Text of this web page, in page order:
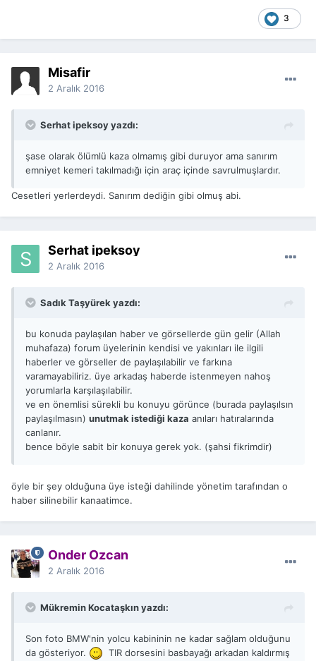
3
Misafir
2 Aralık 2016
Serhat ipeksoy yazdı:
şase olarak ölümlü kaza olmamış gibi duruyor ama sanırım
emniyet kemeri takılmadığı için araç içinde savrulmuşlardır.
Cesetleri yerlerdeydi. Sanırım dediğin gibi olmuş abi.
Serhat ipeksoy
2 Aralık 2016
Sadık Taşyürek yazdı:
bu konuda paylaşılan haber ve görsellerde gün gelir (Allah
muhafaza) forum üyelerinin kendisi ve yakınları ile ilgili
haberler ve görseller de paylaşılabilir ve farkına
varamayabiliriz. üye arkadaş haberde istenmeyen nahoş
yorumlarla karşılaşılabilir.
ve en önemlisi sürekli bu konuyu görünce (burada paylaşılsın
paylaşılmasın) unutmak istediği kaza anıları hatıralarında
canlanır.
bence böyle sabit bir konuya gerek yok. (şahsi fikrimdir)
öyle bir şey olduğuna üye isteği dahilinde yönetim tarafından o
haber silinebilir kanaatimce.
Önder Özcan
2 Aralık 2016
Mükremin Kocataşkın yazdı:
Son foto BMW'nin yolcu kabininin ne kadar sağlam olduğunu
da gösteriyor.
TIR dorsesini basbayağı arkadan kaldırmış